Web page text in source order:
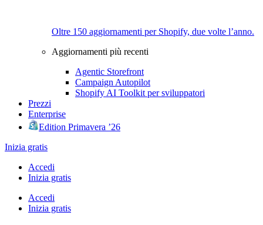
Oltre 150 aggiornamenti per Shopify, due volte l’anno.
Aggiornamenti più recenti
Agentic Storefront
Campaign Autopilot
Shopify AI Toolkit per sviluppatori
Prezzi
Enterprise
Edition Primavera ’26
Inizia gratis
Accedi
Inizia gratis
Accedi
Inizia gratis